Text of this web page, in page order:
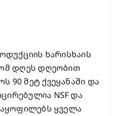
ხარისხაის
დღეს დღეობით
90 მეტ ქვეყანაში და
NSF და
ყველა